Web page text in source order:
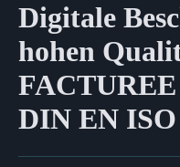
Digitale
hohen
DIN EN